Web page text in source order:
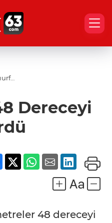
Dereceyi
48 dereceyi